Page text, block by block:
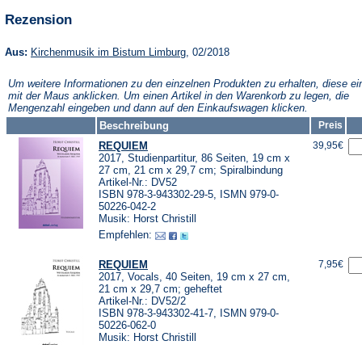
Rezension
Aus: Kirchenmusik im Bistum Limburg(Öffnet
neuen
Tab)
, 02/2018
Um weitere Informationen zu den einzelnen Produkten zu erhalten, diese
mit der Maus anklicken. Um einen Artikel in den Warenkorb zu legen, die
Mengenzahl eingeben und dann auf den Einkaufswagen klicken.
Beschreibung
Preis
REQUIEM
2017, Studienpartitur, 86 Seiten, 19 cm x
27 cm, 21 cm x 29,7 cm; Spiralbindung
Artikel-Nr.: DV52
ISBN 978-3-943302-29-5, ISMN 979-0-
50226-042-2
Musik: Horst Christill
Empfehlen:
39,95€
REQUIEM
2017, Vocals, 40 Seiten, 19 cm x 27 cm,
21 cm x 29,7 cm; geheftet
Artikel-Nr.: DV52/2
ISBN 978-3-943302-41-7, ISMN 979-0-
50226-062-0
Musik: Horst Christill
7,95€